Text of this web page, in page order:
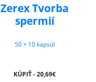
Zerex Tvorba
spermií
50 + 10 kapsúl
KÚPIŤ - 20,69€